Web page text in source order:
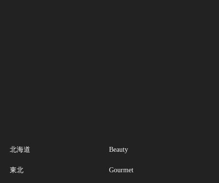
北海道
東北
Beauty
Gourmet